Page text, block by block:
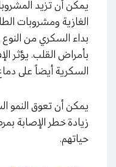
يمكن أن تزيد
الغازية ومشروبات
بأمراض القلب. يؤثر
السكرية أيضاً على
يمكن أن تعوق النمو
زيادة خطر الإصابة
حياتهم.